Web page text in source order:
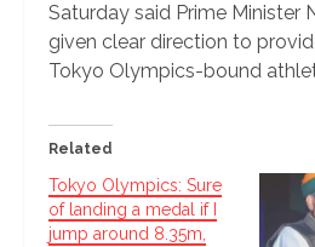
Saturday said Prime Minister
given clear direction to
Tokyo Olympics-bound
Related
Tokyo Olympics: Sure
of landing a medal if I
jump around 8.35m,